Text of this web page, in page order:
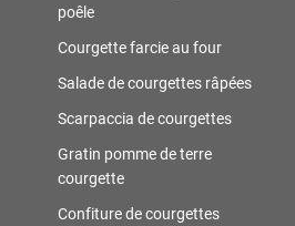
poêle
Courgette farcie au four
Salade de courgettes râpées
Scarpaccia de courgettes
Gratin pomme de terre
courgette
Confiture de courgettes